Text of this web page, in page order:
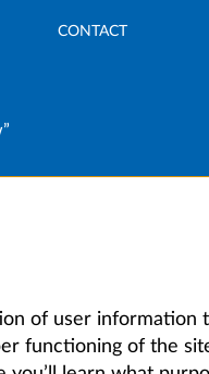
CONTACT
of user information
functioning of the